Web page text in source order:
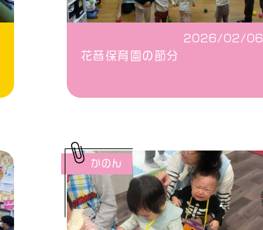
2026/02/06
花音保育園の節分
かのん